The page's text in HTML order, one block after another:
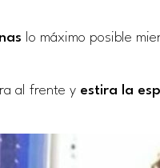
lo máximo posible
al frente y estira la